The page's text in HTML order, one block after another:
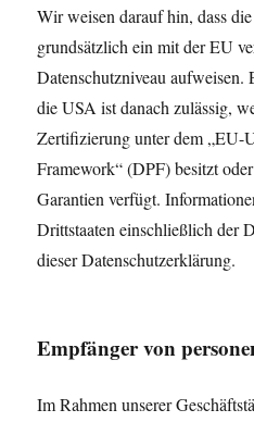
Wir weisen darauf hin, dass
grundsätzlich ein mit der EU
Datenschutzniveau aufweisen.
die USA ist danach zulässig,
Zertifizierung unter dem „EU-
Framework“ (DPF) besitzt
Garantien verfügt.
Drittstaaten einschließlich der
dieser Datenschutzerklärung.
Empfänger von
Im Rahmen unserer